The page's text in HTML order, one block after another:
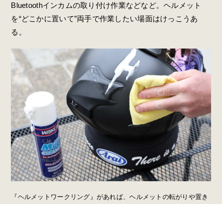
Bluetoothインカムの取り付け作業などなど。ヘルメット
を“どこかに置いて”両手で作業したい場面はけっこうあ
る。
『ヘルメットワークリング』があれば、ヘルメットの転がりや置き